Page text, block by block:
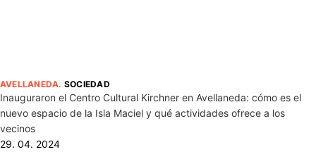
AVELLANEDA. SOCIEDAD
Inauguraron el Centro Cultural Kirchner en Avellaneda: cómo es el
nuevo espacio de la Isla Maciel y qué actividades ofrece a los
vecinos
29. 04. 2024